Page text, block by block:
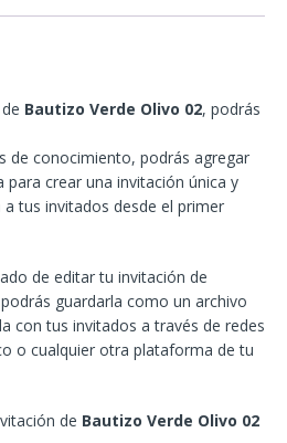
Bautizo Verde Olivo 02, podrás
de conocimiento, podrás agregar
crear una invitación única y
tus invitados desde el primer
de editar tu invitación de
guardarla como un archivo
con tus invitados a través de redes
o cualquier otra plataforma de tu
de Bautizo Verde Olivo 02